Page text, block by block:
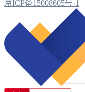
京ICP备15008605号-1 |